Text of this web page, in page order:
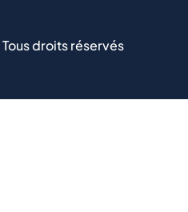
Tous droits réservés